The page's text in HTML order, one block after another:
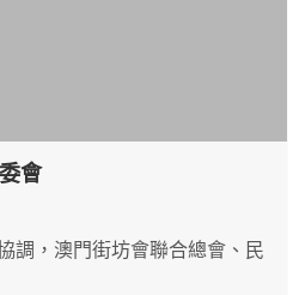
會
調，澳門街坊會聯合總會、民